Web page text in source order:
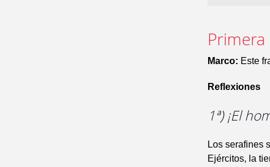
Primera
Marco: Este
Reflexiones
1ª) ¡El
Los serafines
Ejércitos, la